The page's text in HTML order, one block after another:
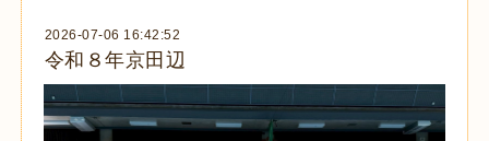
2026-07-06 16:42:52
令和８年京田辺